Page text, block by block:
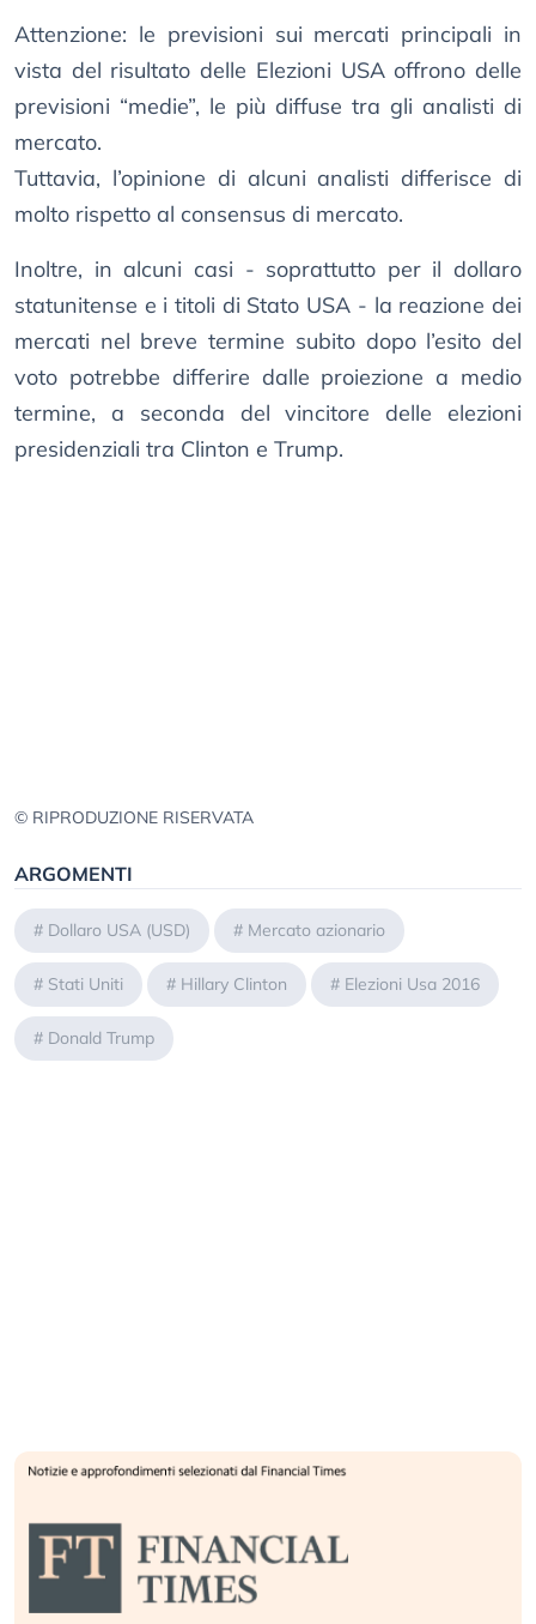
Attenzione: le previsioni sui mercati principali in
vista del risultato delle Elezioni USA offrono delle
previsioni “medie”, le più diffuse tra gli analisti di
mercato.
Tuttavia, l’opinione di alcuni analisti differisce di
molto rispetto al consensus di mercato.
Inoltre, in alcuni casi - soprattutto per il dollaro
statunitense e i titoli di Stato USA - la reazione dei
mercati nel breve termine subito dopo l’esito del
voto potrebbe differire dalle proiezione a medio
termine, a seconda del vincitore delle elezioni
presidenziali tra Clinton e Trump.
© RIPRODUZIONE RISERVATA
ARGOMENTI
# Dollaro USA (USD) # Mercato azionario
# Stati Uniti # Hillary Clinton # Elezioni Usa 2016
# Donald Trump